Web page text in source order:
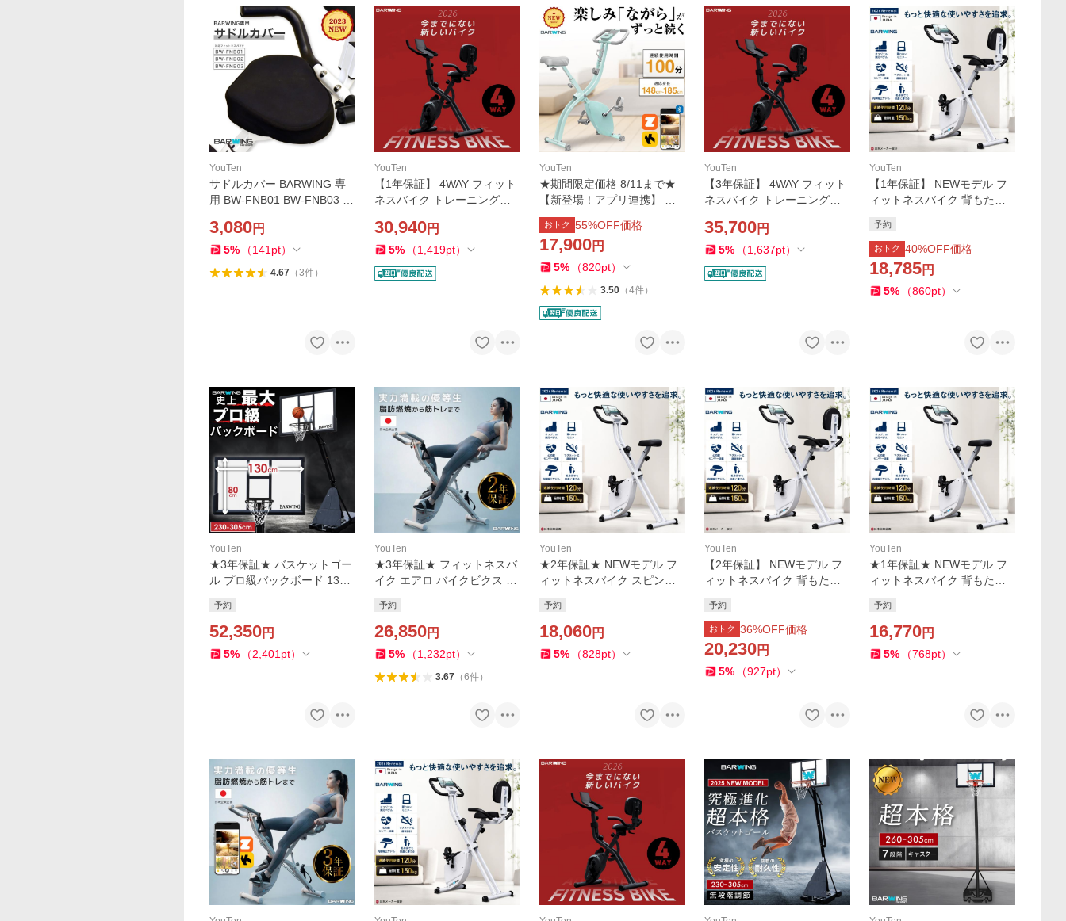
YouTen
サドルカバー BARWING 専
用 BW-FNB01 BW-FNB03 B
ク サドル 専用カバー トレー
ニングバイク エアロ バイク
3,080円
5% （141 pt）
4.67（3件）
YouTen
【1年保証】 4WAY フィット
ネスバイク トレーニングバ
バイク ルームバイク エアロ
バイクビクス 筋トレ ダイエ
30,940円
5% （1,419pt）
YouTen
★期間限定価格 8/11まで★
【新登場！アプリ連携】 フ
ィットネスバイク トレーニ
ングバイク スピンバイク ル
ームバイク 静音 折り畳み マ
グネット
おトク 55%OFF価格
17,900円
5% （820pt）
3.50（4件）
YouTen
【3年保証】 4WAY フィット
ネスバイク トレーニングバ
バイク ルームバイク エアロ
バイクビクス 筋トレ ダイエ
35,700円
5% （1,637pt）
YouTen
【1年保証】 NEWモデル フ
ィットネスバイク 背もたれ
イク 筋トレ ダイエット器具
健康器具 有酸素運動 家庭用
静音 折り畳み
予約
おトク 40%OFF価格
18,785円
5% （860pt）
YouTen
★3年保証★ バスケットゴー
ル プロ級バックボード 130×
05cm キャスター付き 屋外
家庭用 練習用 公式サイズ ミ
ニバス
予約
52,350円
5% （2,401 pt）
YouTen
★3年保証★ フィットネスバ
イク エアロ バイクビクス 16
ク ルームバイク バイク 家庭
用 室内 静音 筋トレ
予約
26,850円
5% （1,232pt）
3.67（6件）
YouTen
★2年保証★ NEWモデル フ
ィットネスバイク スピンバ
イエット器具 健康器具 有酸
素運動 静音 折り畳み120分
予約
18,060円
5% （828pt）
YouTen
【2年保証】 NEWモデル フ
ィットネスバイク 背もたれ
イク 筋トレ ダイエット器具
健康器具 有酸素運動 家庭用
静音 折り畳み
予約
おトク 36%OFF価格
20,230円
5% （927pt）
YouTen
★1年保証★ NEWモデル フ
ィットネスバイク 背もたれ
イク 筋トレ ダイエット器具
健康器具 有酸素運動 静音 折
り畳み120分
予約
16,770円
5% （768pt）